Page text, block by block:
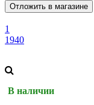
Отложить в магазине
1
1940
В наличии